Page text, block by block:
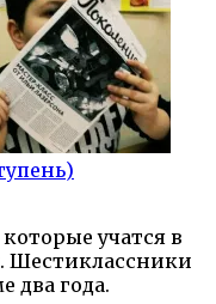
учатся в
Шестиклассники
два года.